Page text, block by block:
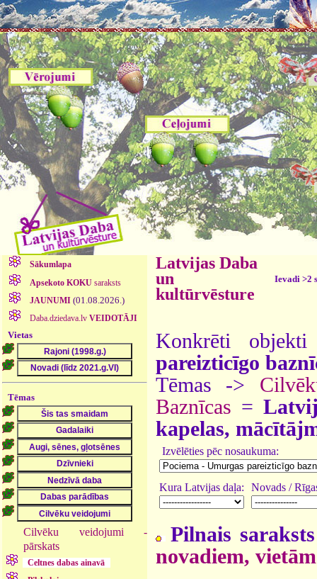
Sākumlapa
Apsekoto KOKUsaraksts
JAUNUMI (01.08.2026.)
Daba.dziedava.lv VEIDOTĀJI
Vietas
Tēmas
Cilvēku veidojumi -
pārskats
Celtnes dabas ainavā
Latvijas Daba
un
kultūrvēsture
Ievadi >2
Konkrēti
pareizticīgo
Tēmas ->
Baznīcas =
kapelas,
Izvēlēties pēc nosaukuma:
Kura Latvijas daļa: Novads /
Pilnais
novadiem, vietām